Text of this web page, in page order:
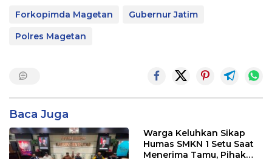
Forkopimda Magetan
Gubernur Jatim
Polres Magetan
Baca Juga
Warga Keluhkan Sikap
Humas SMKN 1 Setu Saat
Menerima Tamu, Pihak